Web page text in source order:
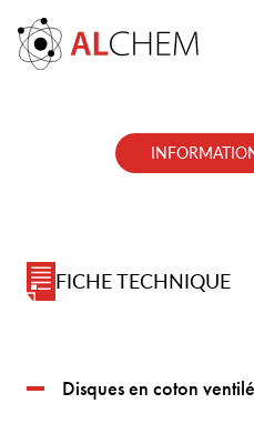
FICHE TECHNIQUE
Disques en coton ventilé